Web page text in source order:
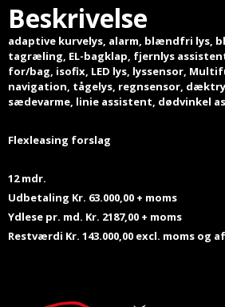
Beskrivelse
adaptive kurvelys, alarm, blændfri lys,
tagræling, EL-bagklap, fjernlys
for/bag, isofix, LED lys, lyssensor,
navigation, tågelys, regnsensor,
sædevarme, linie assistent, dødvinkel
Flexleasing forslag
12 mdr.
Udbetaling Kr. 63.000,00 + moms
Ydlese pr. md. Kr. 2187,00 + moms
Restværdi Kr. 143.000,00 excl. moms og